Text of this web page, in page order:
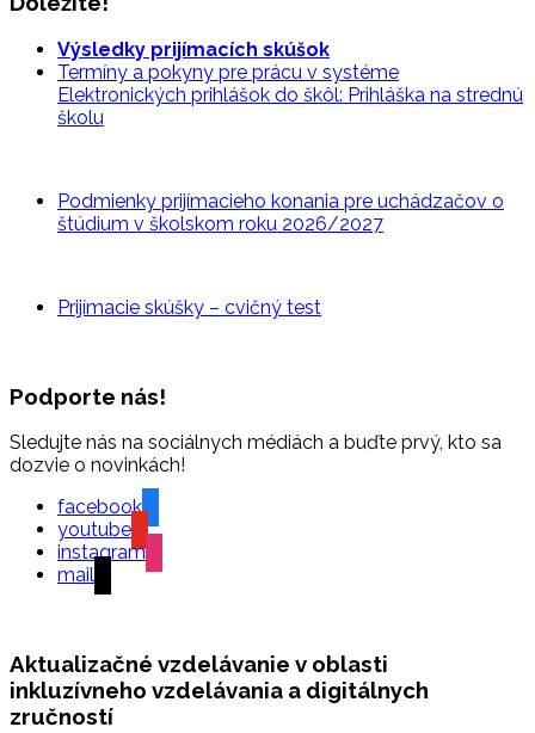
Výsledky prijímacích skúšok
Termíny a pokyny pre prácu v systéme
Elektronických prihlášok do škôl: Prihláška na strednú
školu
Podmienky prijímacieho konania pre uchádzačov o
štúdium v školskom roku 2026/2027
Prijímacie skúšky – cvičný test
Podporte nás!
Sledujte nás na sociálnych médiách a buďte prvý, kto sa
dozvie o novinkách!
facebook
youtube
instagram
mail
Aktualizačné vzdelávanie v oblasti
inkluzívneho vzdelávania a digitálnych
zručností